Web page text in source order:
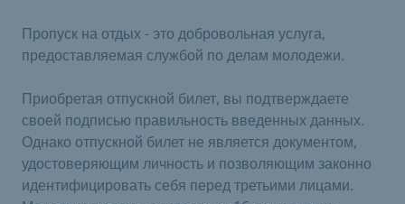
Пропуск на отдых - это добровольная услуга,
предоставляемая службой по делам молодежи.
Приобретая отпускной билет, вы подтверждаете
своей подписью правильность введенных данных.
Однако отпускной билет не является документом,
удостоверяющим личность и позволяющим законно
идентифицировать себя перед третьими лицами.